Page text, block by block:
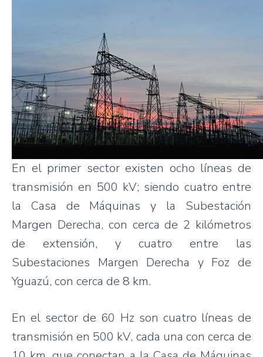
En el primer sector existen ocho líneas de
transmisión en 500 kV; siendo cuatro entre
la Casa de Máquinas y la Subestación
Margen Derecha, con cerca de 2 kilómetros
de extensión, y cuatro entre las
Subestaciones Margen Derecha y Foz de
Yguazú, con cerca de 8 km.
En el sector de 60 Hz son cuatro líneas de
transmisión en 500 kV, cada una con cerca de